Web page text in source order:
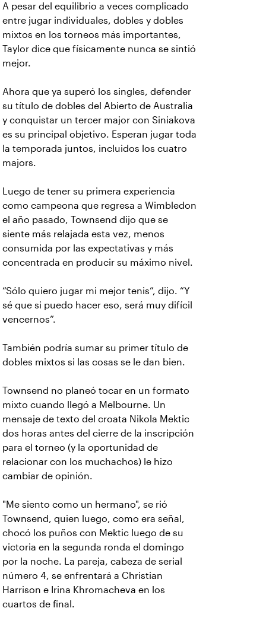
A pesar del equilibrio a veces complicado
entre jugar individuales, dobles y dobles
mixtos en los torneos más importantes,
Taylor dice que físicamente nunca se sintió
mejor.
Ahora que ya superó los singles, defender
su título de dobles del Abierto de Australia
y conquistar un tercer major con Siniakova
es su principal objetivo. Esperan jugar toda
la temporada juntos, incluidos los cuatro
majors.
Luego de tener su primera experiencia
como campeona que regresa a Wimbledon
el año pasado, Townsend dijo que se
siente más relajada esta vez, menos
consumida por las expectativas y más
concentrada en producir su máximo nivel.
“Sólo quiero jugar mi mejor tenis”, dijo. “Y
sé que si puedo hacer eso, será muy difícil
vencernos”.
También podría sumar su primer título de
dobles mixtos si las cosas se le dan bien.
Townsend no planeó tocar en un formato
mixto cuando llegó a Melbourne. Un
mensaje de texto del croata Nikola Mektic
dos horas antes del cierre de la inscripción
para el torneo (y la oportunidad de
relacionar con los muchachos) le hizo
cambiar de opinión.
"Me siento como un hermano", se rió
Townsend, quien luego, como era señal,
chocó los puños con Mektic luego de su
victoria en la segunda ronda el domingo
por la noche. La pareja, cabeza de serial
número 4, se enfrentará a Christian
Harrison e Irina Khromacheva en los
cuartos de final.